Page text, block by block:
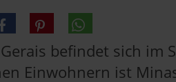
befindet sich im
Einwohnern ist